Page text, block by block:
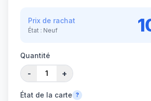
Prix de rachat
État : Neuf
Quantité
- +
État de la carte ?